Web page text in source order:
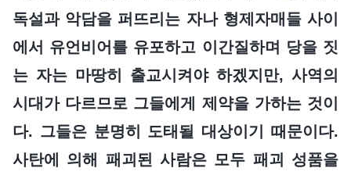
독설과 악담을 퍼뜨리는 자나 형제자매들 사이
에서 유언비어를 유포하고 이간질하며 당을 짓
는 자는 마땅히 출교시켜야 하겠지만, 사역의
시대가 다르므로 그들에게 제약을 가하는 것이
다. 그들은 분명히 도태될 대상이기 때문이다.
사탄에 의해 패괴된 사람은 모두 패괴 성품을